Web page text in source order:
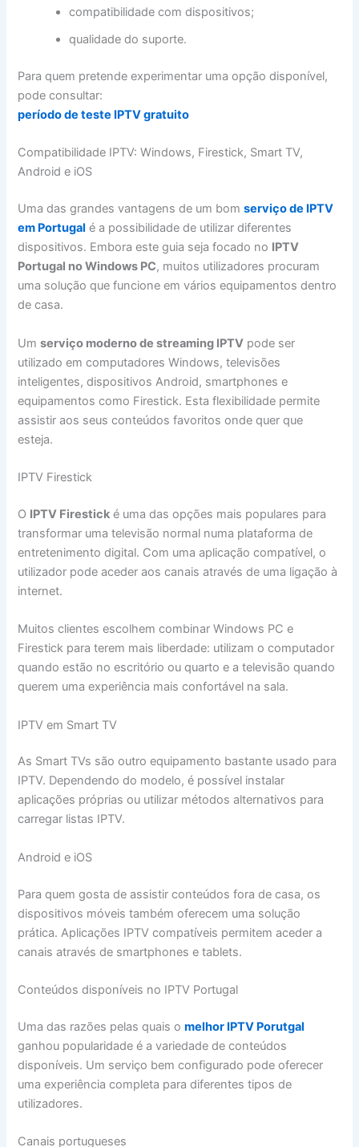
compatibilidade com dispositivos;
qualidade do suporte.
Para quem pretende experimentar uma opção disponível,
pode consultar:
período de teste IPTV gratuito
Compatibilidade IPTV: Windows, Firestick, Smart TV,
Android e iOS
Uma das grandes vantagens de um bomserviço de IPTV
em Portugal é a possibilidade de utilizar diferentes
dispositivos. Embora este guia seja focado no IPTV
Portugal no Windows PC, muitos utilizadores procuram
uma solução que funcione em vários equipamentos dentro
de casa.
Umserviço moderno de streaming IPTV pode ser
utilizado em computadores Windows, televisões
inteligentes, dispositivos Android, smartphones e
equipamentos como Firestick. Esta flexibilidade permite
assistir aos seus conteúdos favoritos onde quer que
esteja.
IPTV Firestick
O IPTV Firestick é uma das opções mais populares para
transformar uma televisão normal numa plataforma de
entretenimento digital. Com uma aplicação compatível, o
utilizador pode aceder aos canais através de uma ligação à
internet.
Muitos clientes escolhem combinar Windows PC e
Firestick para terem mais liberdade: utilizam o computador
quando estão no escritório ou quarto e a televisão quando
querem uma experiência mais confortável na sala.
IPTV em Smart TV
As Smart TVs são outro equipamento bastante usado para
IPTV. Dependendo do modelo, é possível instalar
aplicações próprias ou utilizar métodos alternativos para
carregar listas IPTV.
Android e iOS
Para quem gosta de assistir conteúdos fora de casa, os
dispositivos móveis também oferecem uma solução
prática. Aplicações IPTV compatíveis permitem aceder a
canais através de smartphones e tablets.
Conteúdos disponíveis no IPTV Portugal
Uma das razões pelas quais omelhor IPTV Porutgal
ganhou popularidade é a variedade de conteúdos
disponíveis. Um serviço bem configurado pode oferecer
uma experiência completa para diferentes tipos de
utilizadores.
Canais portugueses